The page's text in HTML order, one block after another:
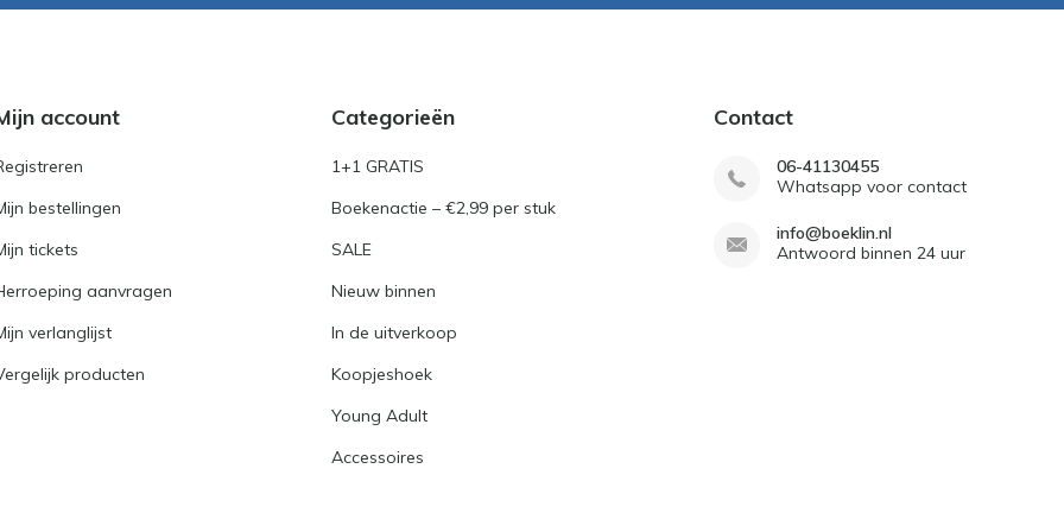
account
bestellingen
tickets
aanvragen
verlanglijst
producten
Categorieën
1+1 GRATIS
Boekenactie – €2,99 per stuk
SALE
Nieuw binnen
In de uitverkoop
Koopjeshoek
Young Adult
Accessoires
Contact
06-41130455
Whatsapp voor contact
info@boeklin.nl
Antwoord binnen 24 uur